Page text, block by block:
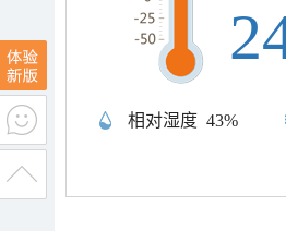
相对湿度 43%